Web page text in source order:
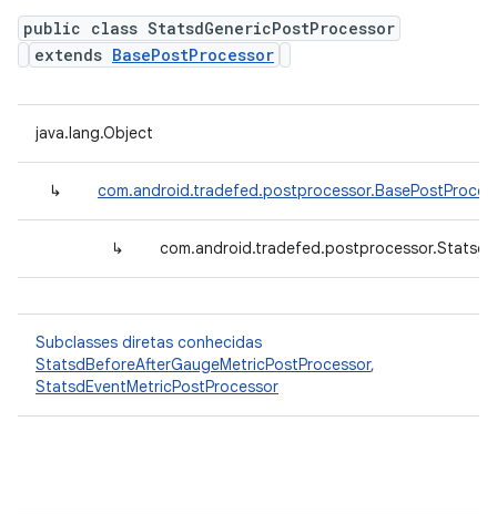
public class StatsdGenericPostProcessor
extends BasePostProcessor
java.lang.Object
↳
↳
Subclasses diretas conhecidas
StatsdBeforeAfterGaugeMetricPostProcessor,
StatsdEventMetricPostProcessor